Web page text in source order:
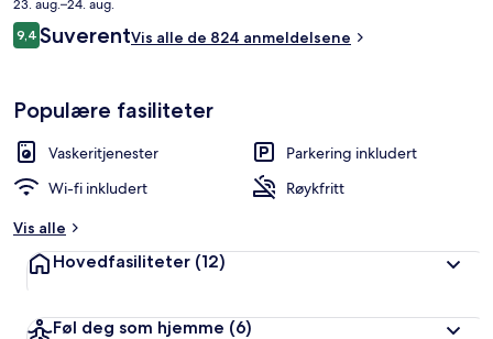
er
1 150 kr
23. aug.–24. aug.
Anmeldelser
9,49,4 av 10 –
SuverentVis alle de 824 anmeldelsene
Populære fasiliteter
Vaskeritjenester
Parkering inkludert
Wi-fi inkludert
Røykfritt
Vis alle
Hovedfasiliteter (12)
Føl deg som hjemme (6)